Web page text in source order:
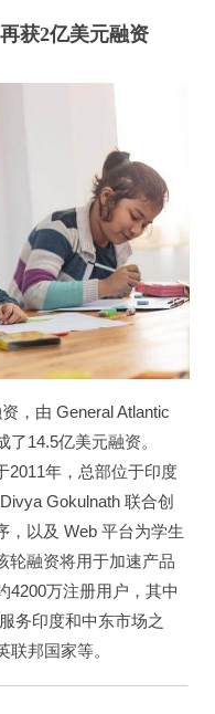
获2亿美元融资
，由 General Atlantic
14.5亿美元融资。
2011年，总部位于印度
Gokulnath 联合创
，以及 Web 平台为学生
轮融资将用于加速产品
4200万注册用户，其中
务印度和中东市场之
邦国家等。